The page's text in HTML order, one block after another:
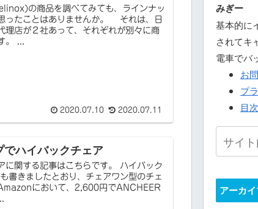
の商品を調べてみても、ラインナッ
ったことはありませんか。 それは、日
理店が２社あって、それぞれが別々に商
。 ...
2020.07.10 2020.07.11
でハイバックチェア
関する記事はこちらです。 ハイバック
きましたとおり、チェアワン型のチェ
において、2,600円でANCHEER
みぎー
基本的に
されてキ
電車でバ
お
プ
目次
アーカ